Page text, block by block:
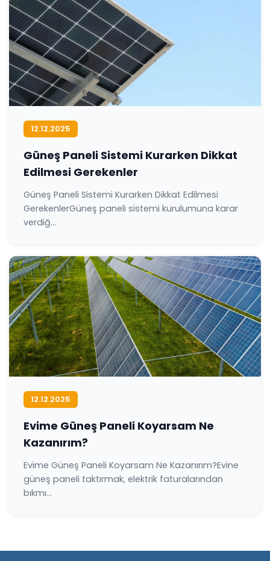
12.12.2025
Güneş Paneli Sistemi Kurarken Dikkat
Edilmesi Gerekenler
Güneş Paneli Sistemi Kurarken Dikkat Edilmesi
GerekenlerGüneş paneli sistemi kurulumuna karar
verdiğ...
12.12.2025
Evime Güneş Paneli Koyarsam Ne
Kazanırım?
Evime Güneş Paneli Koyarsam Ne Kazanırım?Evine
güneş paneli taktırmak, elektrik faturalarından
bıkmı...